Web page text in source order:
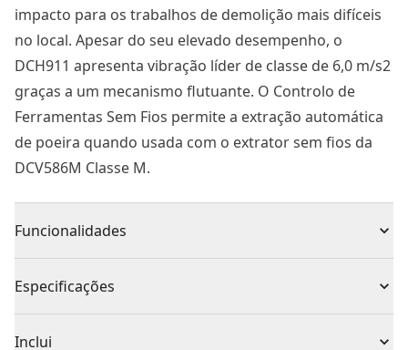
impacto para os trabalhos de demolição mais difíceis
no local. Apesar do seu elevado desempenho, o
DCH911 apresenta vibração líder de classe de 6,0 m/s2
graças a um mecanismo flutuante. O Controlo de
Ferramentas Sem Fios permite a extração automática
de poeira quando usada com o extrator sem fios da
DCV586M Classe M.
Funcionalidades
Opção de ativação e sincronização com o Controlo de
Especificações
Tipo de Produto Martelo Demolidor
Inclui